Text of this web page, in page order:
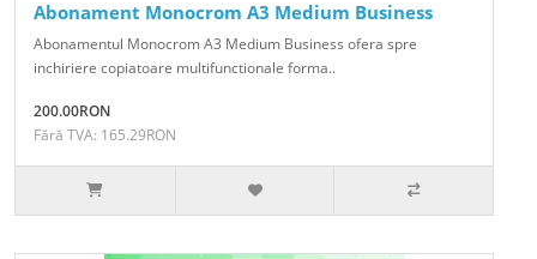
Abonament Monocrom A3 Medium Business
Abonamentul Monocrom A3 Medium Business ofera spre
inchiriere copiatoare multifunctionale forma..
200.00RON
Fără TVA: 165.29RON